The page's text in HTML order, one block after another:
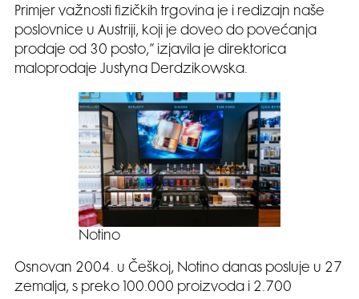
Primjer važnosti fizičkih trgovina je i redizajn naše
poslovnice u Austriji, koji je doveo do povećanja
prodaje od 30 posto,” izjavila je direktorica
maloprodaje Justyna Derdzikowska.
Notino
Osnovan 2004. u Češkoj, Notino danas posluje u 27
zemalja, s preko 100.000 proizvoda i 2.700